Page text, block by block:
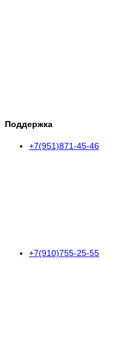
Поддержка
+7(951)871-45-46
+7(910)755-25-55